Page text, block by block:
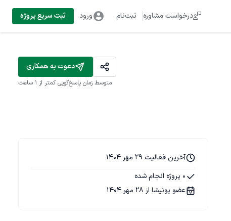
درخواست مشاوره ثبت‌نام ورود ثبت سریع پروژه
دعوت به همکاری
متوسط زمان پاسخ‌گویی کمتر از 1 ساعت
آخرین فعالیت 29 مهر 1404
0 پروژه انجام شده
عضو پونیشا از 28 مهر 1404